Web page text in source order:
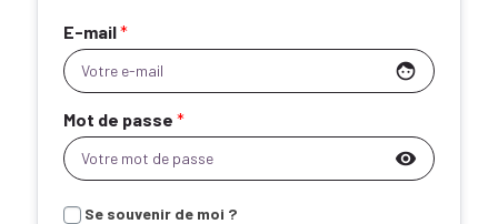
E-mail*
face
Mot de passe *
visibility
Se souvenir de moi ?